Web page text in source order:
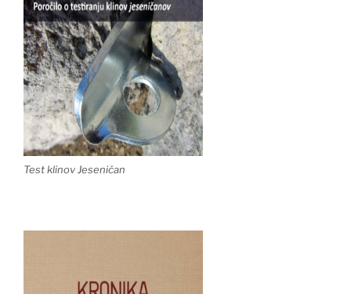
Test klinov Jeseničan